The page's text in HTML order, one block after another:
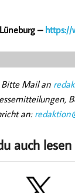
– https://
Bitte Mail an
an:
auch lesen